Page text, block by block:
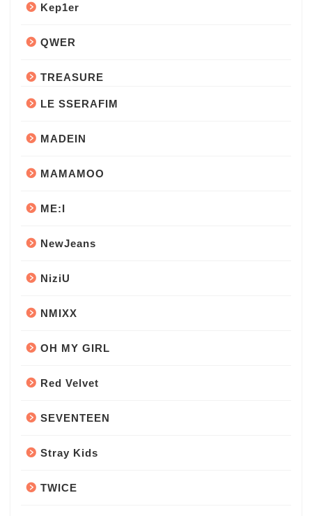
Kep1er
QWER
TREASURE
LE SSERAFIM
MADEIN
MAMAMOO
ME:I
NewJeans
NiziU
NMIXX
OH MY GIRL
Red Velvet
SEVENTEEN
Stray Kids
TWICE